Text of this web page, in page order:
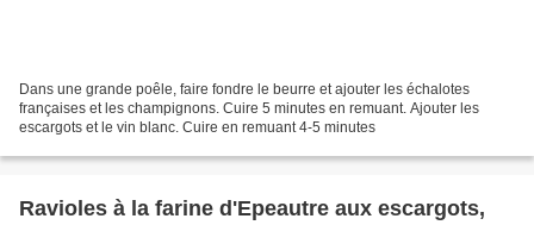
Dans une grande poêle, faire fondre le beurre et ajouter les échalotes
françaises et les champignons. Cuire 5 minutes en remuant. Ajouter les
escargots et le vin blanc. Cuire en remuant 4-5 minutes
Ravioles à la farine d'Epeautre aux escargots,